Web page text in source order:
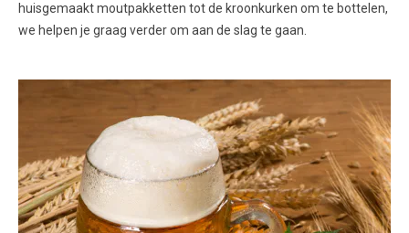
huisgemaakt moutpakketten tot de kroonkurken om te bottelen,
we helpen je graag verder om aan de slag te gaan.